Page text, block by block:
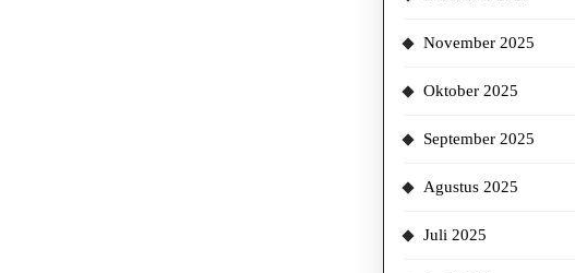
November 2025
Oktober 2025
September 2025
Agustus 2025
Juli 2025